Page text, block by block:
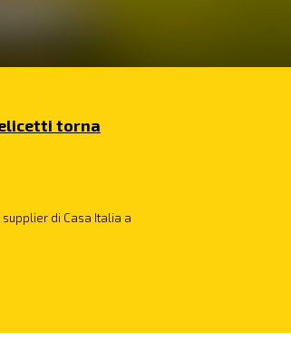
torna
di Casa Italia a